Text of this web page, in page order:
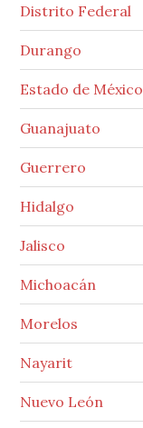
Distrito Federal
Durango
Estado de México
Guanajuato
Guerrero
Hidalgo
Jalisco
Michoacán
Morelos
Nayarit
Nuevo León